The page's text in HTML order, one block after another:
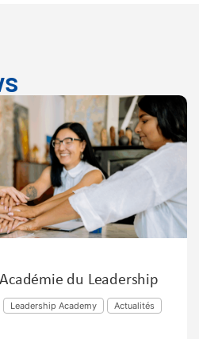
du Leadership
Leadership Academy Actualités